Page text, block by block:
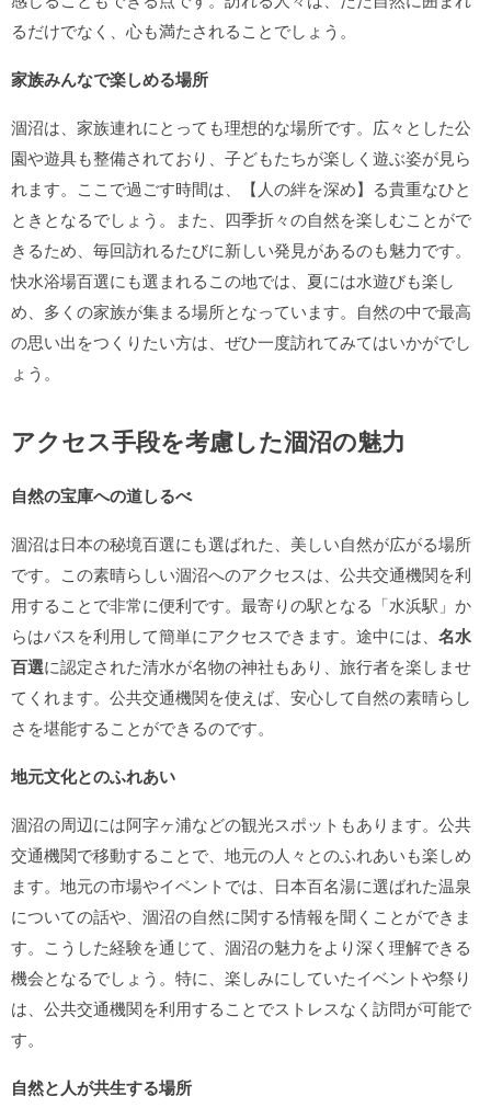
るだけでなく、心も満たされることでしょう。
家族みんなで楽しめる場所
涸沼は、家族連れにとっても理想的な場所です。広々とした公
園や遊具も整備されており、子どもたちが楽しく遊ぶ姿が見ら
れます。ここで過ごす時間は、【人の絆を深め】る貴重なひと
ときとなるでしょう。また、四季折々の自然を楽しむことがで
きるため、毎回訪れるたびに新しい発見があるのも魅力です。
快水浴場百選にも選まれるこの地では、夏には水遊びも楽し
め、多くの家族が集まる場所となっています。自然の中で最高
の思い出をつくりたい方は、ぜひ一度訪れてみてはいかがでし
ょう。
アクセス手段を考慮した涸沼の魅力
自然の宝庫への道しるべ
涸沼は日本の秘境百選にも選ばれた、美しい自然が広がる場所
です。この素晴らしい涸沼へのアクセスは、公共交通機関を利
用することで非常に便利です。最寄りの駅となる「水浜駅」か
らはバスを利用して簡単にアクセスできます。途中には、 名水
百選に認定された清水が名物の神社もあり、旅行者を楽しませ
てくれます。公共交通機関を使えば、安心して自然の素晴らし
さを堪能することができるのです。
地元文化とのふれあい
涸沼の周辺には阿字ヶ浦などの観光スポットもあります。公共
交通機関で移動することで、地元の人々とのふれあいも楽しめ
ます。地元の市場やイベントでは、日本百名湯に選ばれた温泉
についての話や、涸沼の自然に関する情報を聞くことができま
す。こうした経験を通じて、涸沼の魅力をより深く理解できる
機会となるでしょう。特に、楽しみにしていたイベントや祭り
は、公共交通機関を利用することでストレスなく訪問が可能で
す。
自然と人が共生する場所